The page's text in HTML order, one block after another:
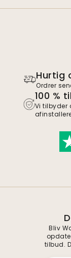
Hurtig
Ordrer
100 %
Vi tilbyder
Bliv
tilbud.